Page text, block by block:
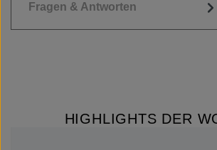
Fragen & Antworten
HIGHLIGHTS DER